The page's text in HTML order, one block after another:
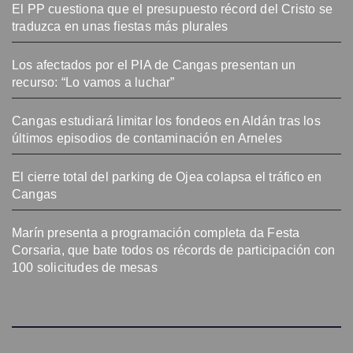
El PP cuestiona que el presupuesto récord del Cristo se
traduzca en unas fiestas más plurales
Los afectados por el PIA de Cangas presentan un
recurso: “Lo vamos a luchar”
Cangas estudiará limitar los fondeos en Aldán tras los
últimos episodios de contaminación en Arneles
El cierre total del parking de Ojea colapsa el tráfico en
Cangas
Marín presenta a programación completa da Festa
Corsaria, que bate todos os récords de participación con
100 solicitudes de mesas